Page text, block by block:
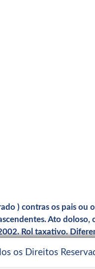
) contras os pais ou
Ato
Rol taxativo.
os Direitos